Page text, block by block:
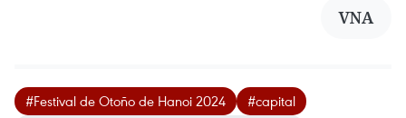
VNA
#Festival de Otoño de Hanoi 2024
#capital